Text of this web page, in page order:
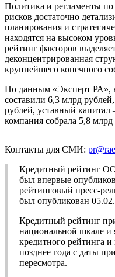
Политика и регламенты
рисков достаточно
планирования и
находятся на высоком
рейтинг факторов
деконцентрированная
крупнейшего конечного
По данным «Эксперт РА»,
составили 6,3 млрд
рублей, уставный капитал
компания собрала 5,8
Контакты для СМИ:
Кредитный рейтинг
был впервые
рейтинговый пресс-
был опубликован
Кредитный рейтинг
национальной шкале и
кредитного рейтинга
позднее года с даты
пересмотра.